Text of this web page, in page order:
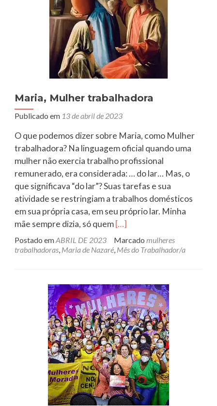
Maria, Mulher trabalhadora
Publicado em 13 de abril de 2023
O que podemos dizer sobre Maria, como Mulher
trabalhadora? Na linguagem oficial quando uma
mulher não exercia trabalho profissional
remunerado, era considerada: … do lar… Mas, o
que significava “do lar”? Suas tarefas e sua
atividade se restringiam a trabalhos domésticos
em sua própria casa, em seu próprio lar. Minha
mãe sempre dizia, só quemLeia
mais
sobreMaria,
[…]
Postado emABRIL DE 2023 Marcado mulheres
trabalhadoras, Maria de Nazaré, Mês do Trabalhador/a